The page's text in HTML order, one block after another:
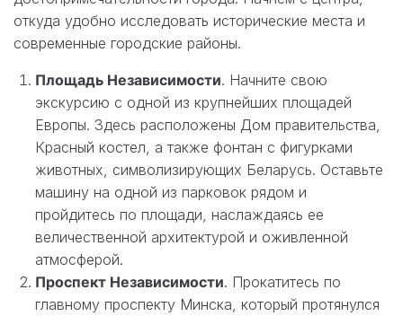
откуда удобно исследовать исторические места и
современные городские районы.
Площадь Независимости. Начните свою
экскурсию с одной из крупнейших площадей
Европы. Здесь расположены Дом правительства,
Красный костел, а также фонтан с фигурками
животных, символизирующих Беларусь. Оставьте
машину на одной из парковок рядом и
пройдитесь по площади, наслаждаясь ее
величественной архитектурой и оживленной
атмосферой.
Проспект Независимости. Прокатитесь по
главному проспекту Минска, который протянулся